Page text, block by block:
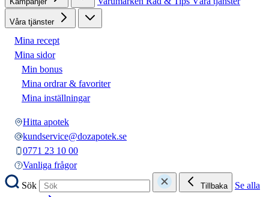
Våra tjänster
Mina recept
Mina sidor
Min bonus
Mina ordrar & favoriter
Mina inställningar
Hitta apotek
kundservice@dozapotek.se
0771 23 10 00
Vanliga frågor
Sök
Tillbaka
Se alla